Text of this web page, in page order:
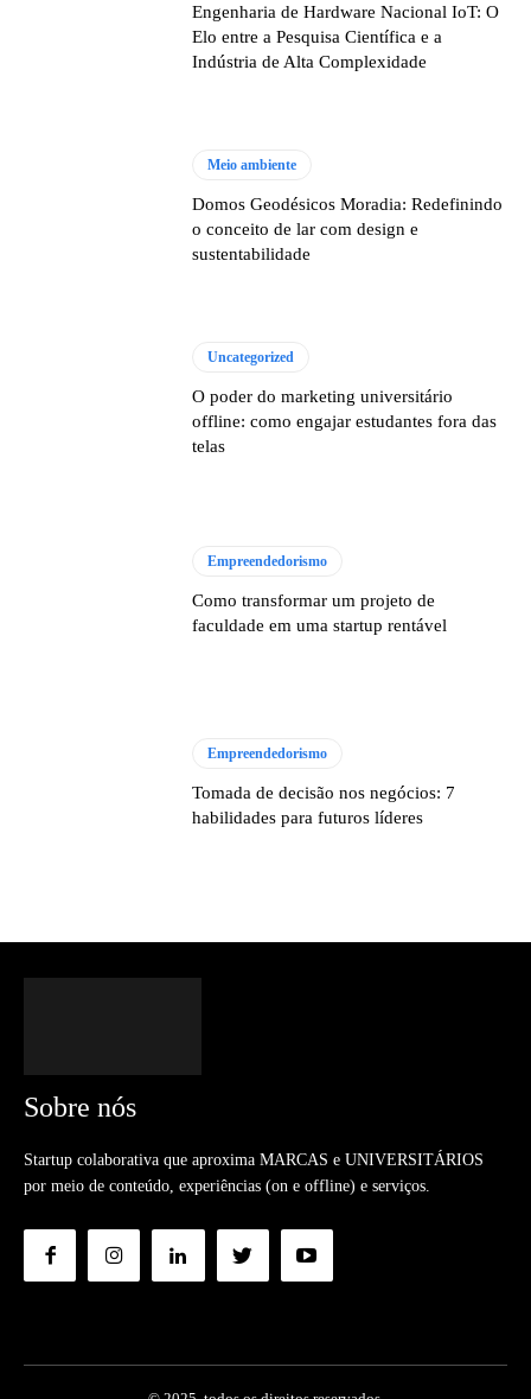
Engenharia de Hardware Nacional IoT: O
Elo entre a Pesquisa Científica e a
Indústria de Alta Complexidade
Meio ambiente
Domos Geodésicos Moradia: Redefinindo
o conceito de lar com design e
sustentabilidade
Uncategorized
O poder do marketing universitário
offline: como engajar estudantes fora das
telas
Empreendedorismo
Como transformar um projeto de
faculdade em uma startup rentável
Empreendedorismo
Tomada de decisão nos negócios: 7
habilidades para futuros líderes
Sobre nós
Startup colaborativa que aproxima MARCAS e UNIVERSITÁRIOS
por meio de conteúdo, experiências (on e offline) e serviços.